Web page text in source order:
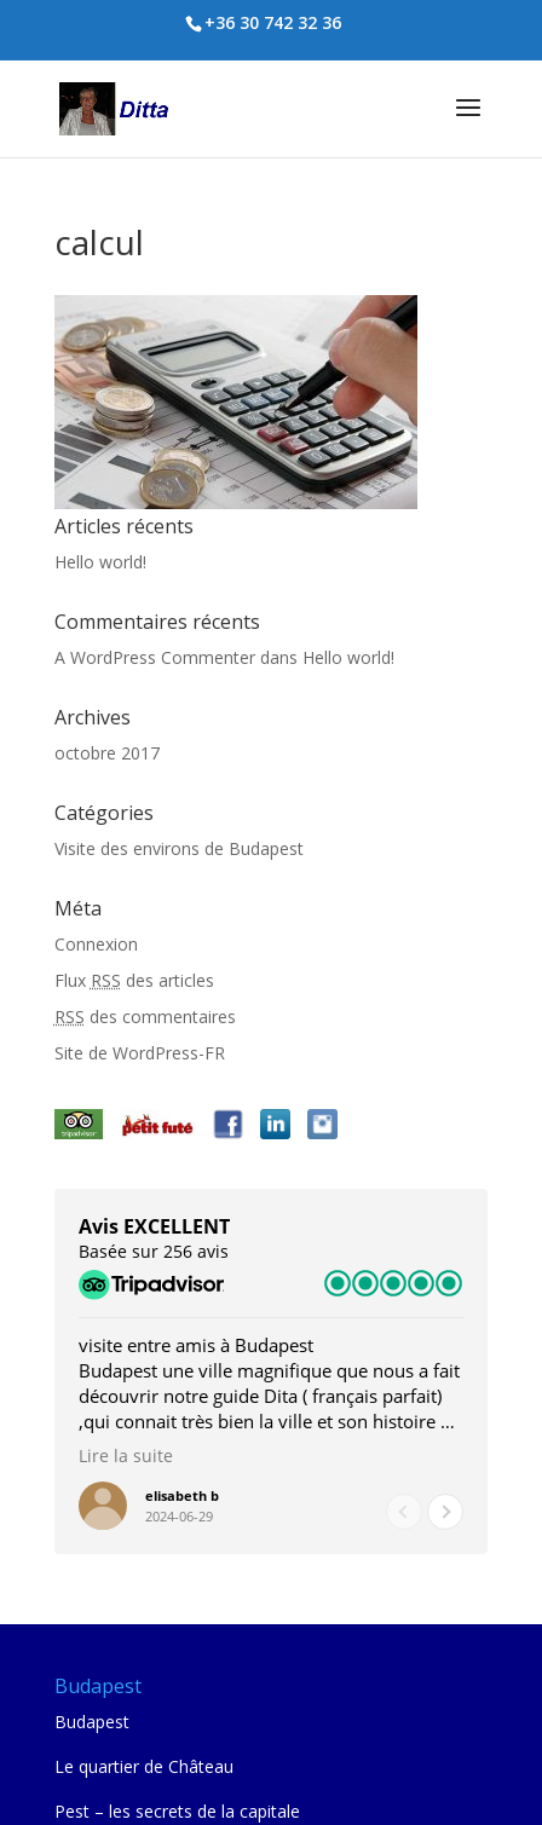
+36 30 742 32 36
calcul
Articles récents
Hello world!
Commentaires récents
A WordPress Commenterdans Hello world!
Archives
octobre 2017
Catégories
Visite des environs de Budapest
Méta
Connexion
Flux RSS des articles
RSS des commentaires
Site de WordPress-FR
Avis EXCELLENT
Basée sur 256 avis
visite entre amis à Budapest
Budapest une ville magnifique que nous a fait
découvrir notre guide Dita ( français parfait)
,qui connait très bien la ville et son histoire et
qui nous a permis d'accéder à des lieux
pour les restaurants . A la fin de notre séjour
nous étions plus avec une amie qu' une guide
Lire la suite
elisabeth b
2024-06-29
Budapest
Budapest
Le quartier de Château
Pest – les secrets de la capitale